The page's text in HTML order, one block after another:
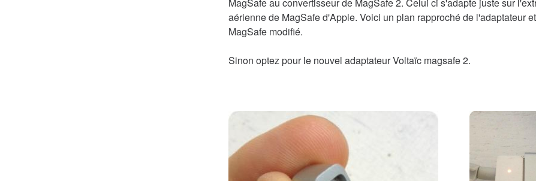
aérienne de MagSafe d'Apple. Voici un plan rapproché de l'adaptateur
MagSafe modifié.
Sinon optez pour le nouvel adaptateur Voltaïc magsafe 2.